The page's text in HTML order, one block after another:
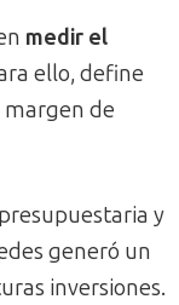
medir el
ello, define
margen de
y
generó un
inversiones.